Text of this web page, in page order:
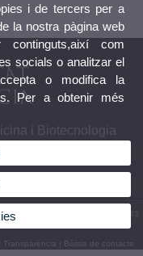
i Biotecnologia
Espanya. Tel. (+34) 96 354 43
Transparència Bústia de contacte
i de tercers per a
la nostra pàgina web
com
socials o analitzar el
o modifica la
Per a obtenir més